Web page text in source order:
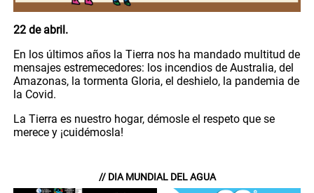
22 de abril.
En los últimos años la Tierra nos ha mandado multitud de
mensajes estremecedores: los incendios de Australia, del
Amazonas, la tormenta Gloria, el deshielo, la pandemia de
la Covid.
La Tierra es nuestro hogar, démosle el respeto que se
merece y ¡cuidémosla!
// DIA MUNDIAL DEL AGUA